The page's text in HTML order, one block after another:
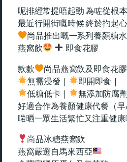
呢排經常提唔起勁 為咗從根
最近行開街嘅時候 終於扚起
尚品推出嘅一系列養顏糖水
燕窩飲
即食花膠
款款
尚品燕窩飲及即食花膠
無需浸發｜
即開即食｜
低糖低卡｜
無添加防腐劑
好適合作為養顏健康代餐（早/
啱晒一眾生活繁忙又注重健
尚品冰糖燕窩飲
燕窩嚴選自馬來西亞